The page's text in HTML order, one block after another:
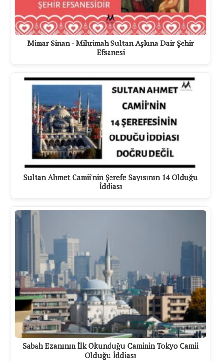
Mimar Sinan - Mihrimah Sultan Aşkına Dair Şehir
Efsanesi
Sultan Ahmet Camii'nin Şerefe Sayısının 14 Olduğu
İddiası
Sabah Ezanının İlk Okunduğu Caminin Tokyo Camii
Olduğu İddiası